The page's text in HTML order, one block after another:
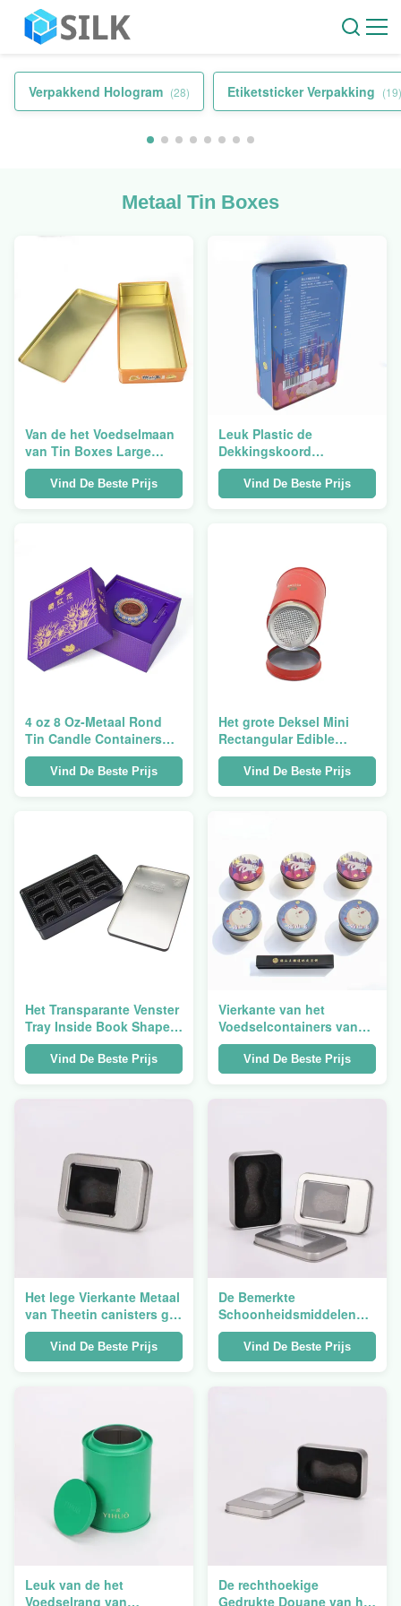
Verpakkend Hologram (28) Etiketsticker Verpakking (19)
Metaal Tin Boxes
Van de het Voedselmaan
van Tin Boxes Large
Christmas Cookie van het
hoeden Pools Metaal de
Cakevierkant
Vind De Beste Prijs
Leuk Plastic de
Dekkingskoord
110Dx198Hmm van
Metaaltin boxes storage
airtight round
Vind De Beste Prijs
4 oz 8 Oz-Metaal Rond
Tin Candle Containers
Jars 70x20mm
Vind De Beste Prijs
Het grote Deksel Mini
Rectangular Edible
Custom van Tin Boxes
With Lids Child van het
Suikergoedmetaal
Vind De Beste Prijs
Het Transparante Venster
Tray Inside Book Shape
van roestvrij staaltin box
for tea packaging
Vind De Beste Prijs
Vierkante van het
Voedselcontainers van
Tin With Lid Empty
Christmas van het
Metaalkoekje van de de
Maancake het
Vind De Beste Prijs
Het lege Vierkante Metaal
van Theetin canisters gift
box packaging voor Lege
Koekjes
Vind De Beste Prijs
De Bemerkte
Schoonheidsmiddelen
van Tin Boxes For
Candle Candy van het
containersmetaal
Vind De Beste Prijs
Leuk van de het
Voedselrang van
De rechthoekige
Gedrukte Douane van het